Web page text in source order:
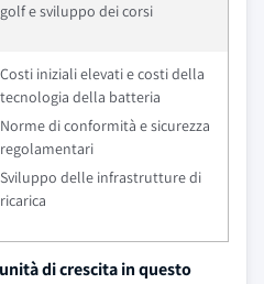
golf e sviluppo dei corsi
Costi iniziali elevati e costi della
tecnologia della batteria
Norme di conformità e sicurezza
regolamentari
Sviluppo delle infrastrutture di
ricarica
di crescita in questo